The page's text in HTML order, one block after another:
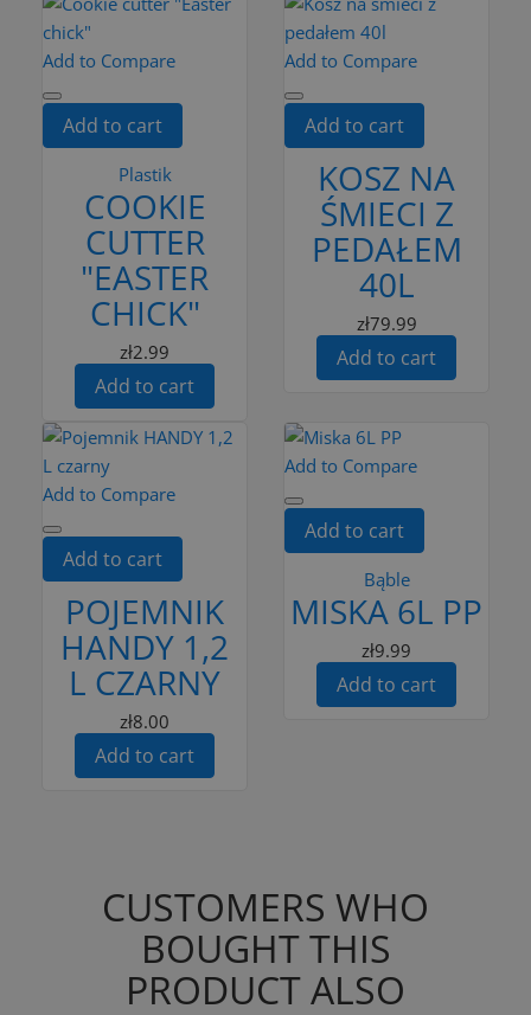
Add to Compare
Add to cart
Plastik
COOKIE
CUTTER
"EASTER
CHICK"
zł2.99
Add to cart
Add to Compare
Add to cart
KOSZ NA
ŚMIECI Z
PEDAŁEM
40L
zł79.99
Add to cart
Add to Compare
Add to cart
POJEMNIK
HANDY 1,2
L CZARNY
zł8.00
Add to cart
Add to Compare
Add to cart
Bąble
MISKA 6L PP
zł9.99
Add to cart
CUSTOMERS WHO
BOUGHT THIS
PRODUCT ALSO